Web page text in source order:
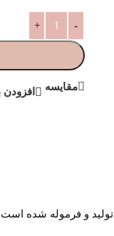
مقایسه
و فرموله شده